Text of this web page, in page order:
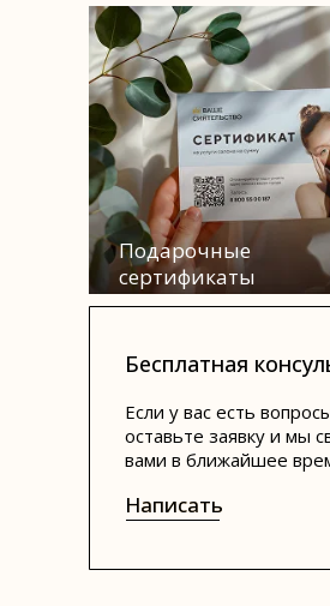
Если у вас есть
оставьте заявку и мы
вами в ближайшее
Бесплатная
Написать
Написать
Подарочные
сертификаты